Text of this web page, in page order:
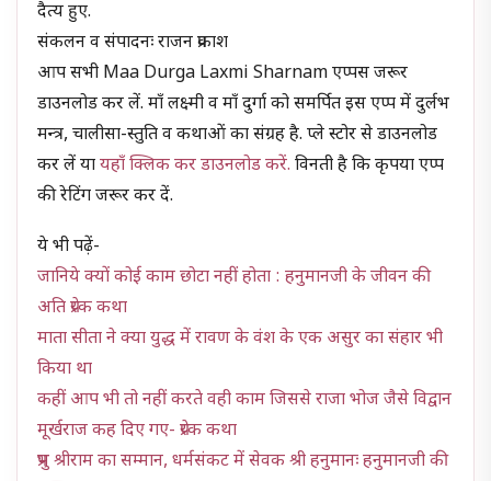
दैत्य हुए.
संकलन व संपादनः राजन प्रकाश
आप सभी Maa Durga Laxmi Sharnam एप्पस जरूर
डाउनलोड कर लें. माँ लक्ष्मी व माँ दुर्गा को समर्पित इस एप्प में दुर्लभ
मन्त्र, चालीसा-स्तुति व कथाओं का संग्रह है. प्ले स्टोर से डाउनलोड
कर लें यायहाँ क्लिक कर डाउनलोड करें. विनती है कि कृपया एप्प
की रेटिंग जरूर कर दें.
ये भी पढ़ें-
जानिये क्यों कोई काम छोटा नहीं होता : हनुमानजी के जीवन की
अति प्रेरक कथा
माता सीता ने क्या युद्ध में रावण के वंश के एक असुर का संहार भी
किया था
कहीं आप भी तो नहीं करते वही काम जिससे राजा भोज जैसे विद्वान
मूर्खराज कह दिए गए- प्रेरक कथा
प्रभु श्रीराम का सम्मान, धर्मसंकट में सेवक श्री हनुमानः हनुमानजी की